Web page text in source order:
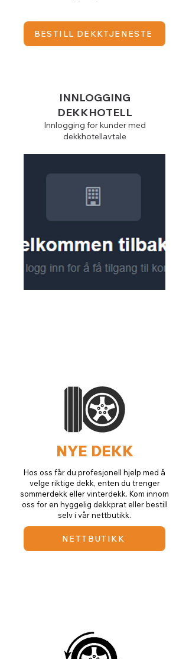
BESTILL DEKKTJENESTE
INNLOGGING
DEKKHOTELL
Innlogging for kunder med
dekkhotellavtale
NYE DEKK
Hos oss får du profesjonell hjelp med å
velge riktige dekk, enten du trenger
sommerdekk eller vinterdekk. Kom innom
oss for en hyggelig dekkprat eller bestill
selv i vår nettbutikk.
NETTBUTIKK